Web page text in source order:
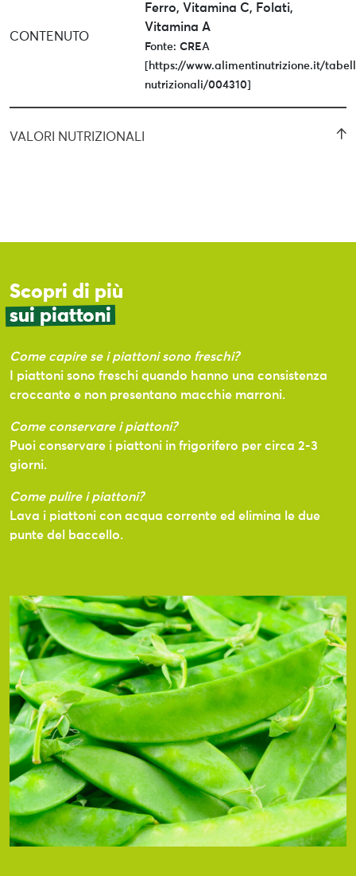
CONTENUTO
Ferro, Vitamina C, Folati,
Vitamina A
Fonte: CREA
[https://www.alimentinutrizione.it/
nutrizionali/004310]
VALORI NUTRIZIONALI
Scopri di più
sui piattoni
Come capire se i piattoni sono freschi?
I piattoni sono freschi quando hanno una consistenza
croccante e non presentano macchie marroni.
Come conservare i piattoni?
Puoi conservare i piattoni in frigorifero per circa 2-3
giorni.
Come pulire i piattoni?
Lava i piattoni con acqua corrente ed elimina le due
punte del baccello.